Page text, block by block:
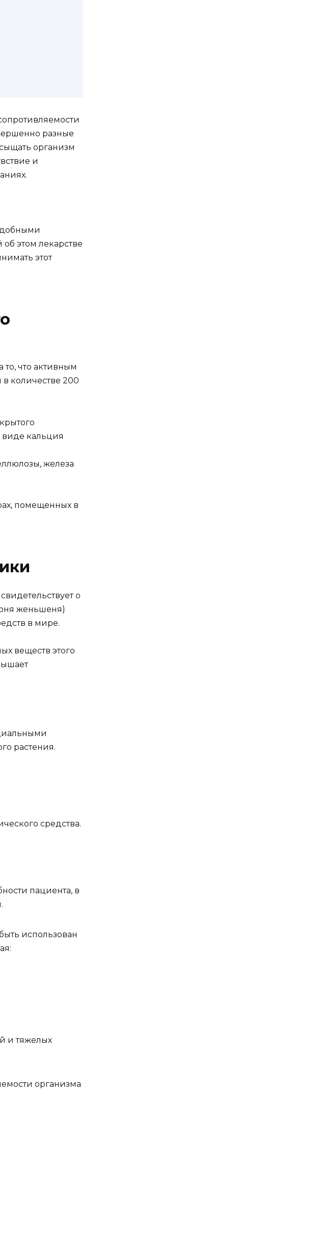
разные
организм
и
этом лекарстве
этот
то, что активным
в количестве 200
виде кальция
железа
помещенных в
о
женьшеня)
в мире.
веществ этого
растения.
средства.
пациента, в
использован
и тяжелых
организма